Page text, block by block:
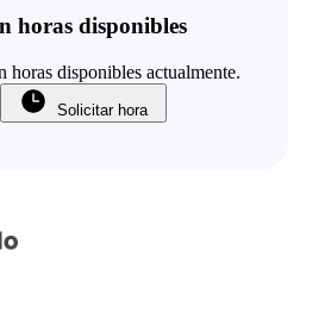
horas disponibles
horas disponibles actualmente.
Solicitar hora